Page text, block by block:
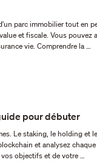
SCPI : en direct, à crédit, en nue-propriété ou dans un contrat d'assurance vie. Comprendre la …
pour débuter
objectifs et de votre …